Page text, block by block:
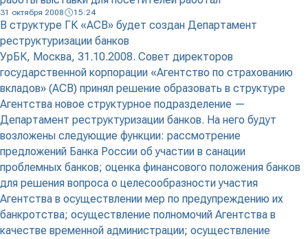
31 октября 2008 15:24
В структуре ГК «АСВ» будет создан Департамент
реструктуризации банков
УрБК, Москва, 31.10.2008. Совет директоров
государственной корпорации «Агентство по страхованию
вкладов» (АСВ) принял решение образовать в структуре
Агентства новое структурное подразделение —
Департамент реструктуризации банков. На него будут
возложены следующие функции: рассмотрение
предложений Банка России об участии в санации
проблемных банков; оценка финансового положения банков
для решения вопроса о целесообразности участия
Агентства в осуществлении мер по предупреждению их
банкротства; осуществление полномочий Агентства в
качестве временной администрации; осуществление